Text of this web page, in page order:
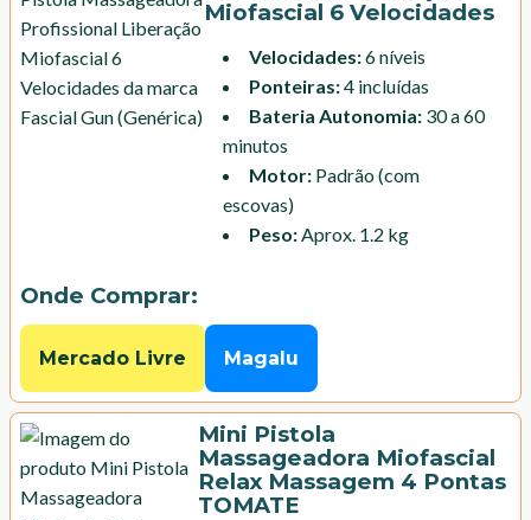
Miofascial 6 Velocidades
Velocidades:6 níveis
Ponteiras:4 incluídas
Bateria Autonomia: 30 a 60
minutos
Motor: Padrão (com
escovas)
Peso:Aprox. 1.2 kg
Onde Comprar:
Mercado Livre Magalu
Mini Pistola
Massageadora Miofascial
Relax Massagem 4 Pontas
TOMATE